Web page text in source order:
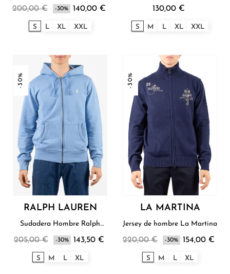
200,00 € -30% 140,00 €
S L XL XXL
130,00 €
S M L XL XXL
-30%
RALPH LAUREN
Sudadera Hombre Ralph
205,00 € -30% 143,50 €
S M L XL
-30%
LA MARTINA
Jersey de hombre La Martina
220,00 € -30% 154,00 €
S M L XL